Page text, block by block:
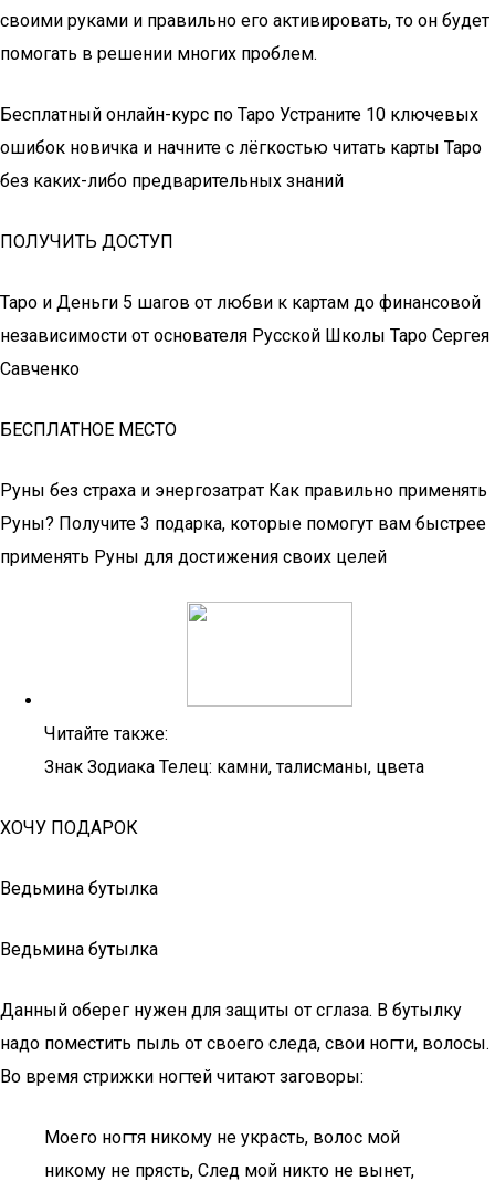
своими руками и правильно его активировать, то он будет
помогать в решении многих проблем.
Бесплатный онлайн-курс по Таро Устраните 10 ключевых
ошибок новичка и начните с лёгкостью читать карты Таро
без каких-либо предварительных знаний
ПОЛУЧИТЬ ДОСТУП
Таро и Деньги 5 шагов от любви к картам до финансовой
независимости от основателя Русской Школы Таро Сергея
Савченко
БЕСПЛАТНОЕ МЕСТО
Руны без страха и энергозатрат Как правильно применять
Руны? Получите 3 подарка, которые помогут вам быстрее
применять Руны для достижения своих целей
Читайте также:
Знак Зодиака Телец: камни, талисманы, цвета
ХОЧУ ПОДАРОК
Ведьмина бутылка
Ведьмина бутылка
Данный оберег нужен для защиты от сглаза. В бутылку
надо поместить пыль от своего следа, свои ногти, волосы.
Во время стрижки ногтей читают заговоры:
Моего ногтя никому не украсть, волос мой
никому не прясть, След мой никто не вынет,